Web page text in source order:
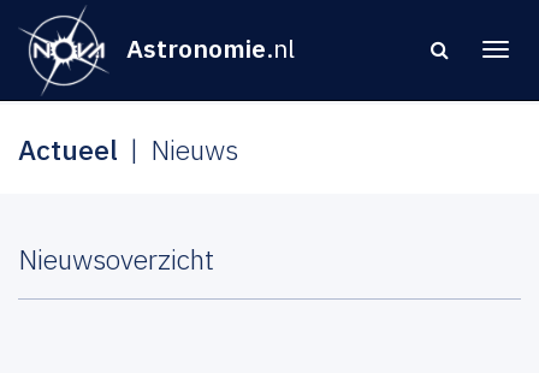
Astronomie.nl
Actueel Nieuws
Nieuwsoverzicht